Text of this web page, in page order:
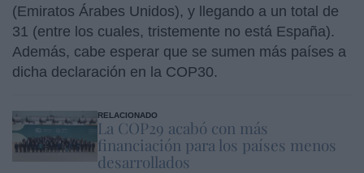
(Emiratos Árabes Unidos), y llegando a un total de
31 (entre los cuales, tristemente no está España).
Además, cabe esperar que se sumen más países a
dicha declaración en la COP30.
RELACIONADO
La COP29 acabó con más
financiación para los países menos
desarrollados